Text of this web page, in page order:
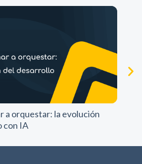
a orquestar: la evolución
con IA
funcione lo
mejor posible
durante tu
visita. Si
rechazas estas
cookies,
algunas